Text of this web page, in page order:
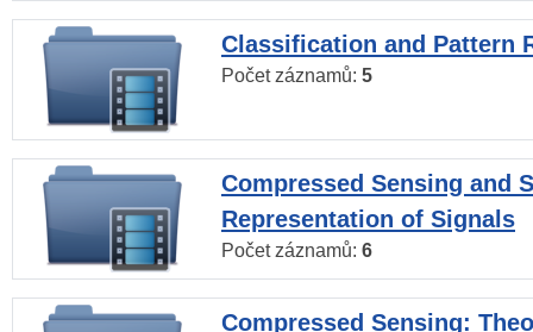
Classification and Pattern
Počet záznamů: 5
Compressed Sensing and
Representation of Signals
Počet záznamů: 6
Compressed Sensing: